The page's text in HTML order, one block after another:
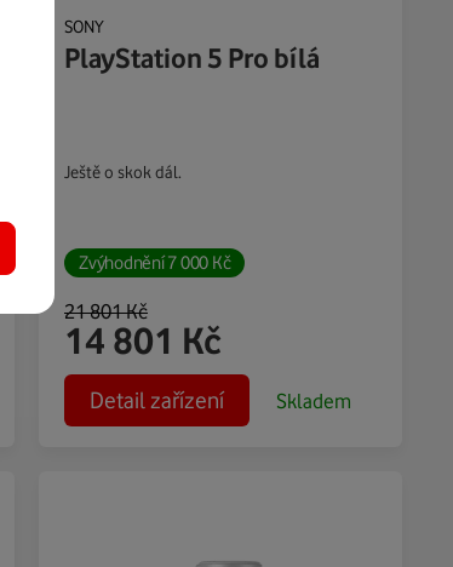
SONY
PlayStation 5 Pro bílá
Ještě o skok dál.
Zvýhodnění7 000 Kč
21 801Kč
14 801 Kč
Detail zařízení Skladem